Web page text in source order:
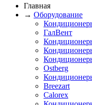
Главная
→ Оборудование
ГалВент
Ostberg
Breezart
Calorex